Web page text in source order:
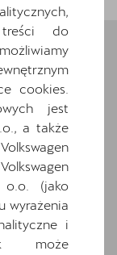
.
jego
treści do
cookies.
jest
a także
o.o. (jako
wyrażenia
i
może